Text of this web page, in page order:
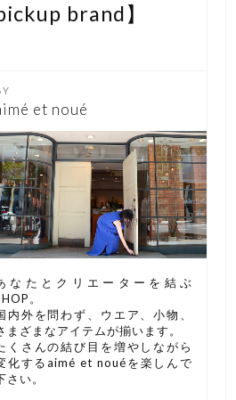
brand】
et noué
なたとクリエーターを結ぶ
。
内外を問わず、ウエア、小物、
まざまなアイテムが揃います。
くさんの結び目を増やしながら
化するaimé et nouéを楽しんで
さい。